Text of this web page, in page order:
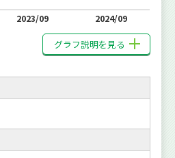
2023/09 2024/09
グラフ説明を見る